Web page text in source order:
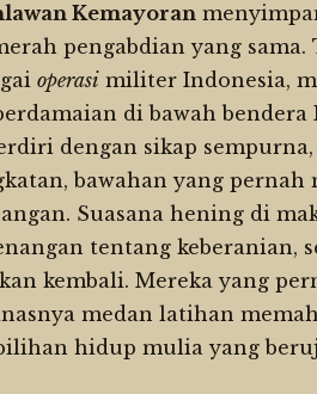
Kemayoran
pengabdian yang
operasi militer Indonesia,
di bawah bendera
dengan sikap
bawahan yang pernah
Suasana hening di
tentang keberanian,
kembali. Mereka yang
medan latihan
hidup mulia yang